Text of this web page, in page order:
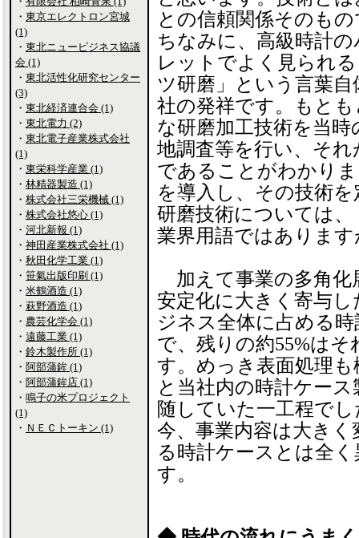
との信頼関係そのも
ちなみに、高級時計
レットでよく見られ
ツ研磨」という言葉自
社の発祥です。もと
な研磨加工技術を当
地調査等を行い、そ
であることがわかり
を導入し、その技術
研磨技術については
業界用語ではありま
加えて事業の多角化
安定化に大きく寄与
ジネス全体に占める
で、残りの約55%は
す。めっき表面処理
と当社内の時計ケー
随していた一工程で
今、事業内容は大き
る時計ケースとは全
す。
・ 東京エレクトロン宮城
(1)
・ 東北ニュービジネス協議
会 (1)
・ 東北活性化研究センター
(3)
・ 東北経済連合会 (1)
・ 東北電力 (2)
・ 東北電子産業株式会社
(1)
・ 東栄科学産業 (1)
・ 林精器製造 (1)
・ 株式会社三栄機械 (1)
・ 株式会社悠心 (1)
・ 河北新報 (1)
・ 神田産業株式会社 (1)
・ 秋田化学工業 (1)
・ 笹氣出版印刷 (1)
・ 米鶴酒造 (1)
・ 萩野酒造 (1)
・ 農芸化学会 (1)
・ 遠藤工業 (1)
・ 鈴木製作所 (1)
・ 阿部蒲鉾 (1)
・ 阿部蒲鉾店 (1)
・ 鳴子の米プロジェクト
(1)
・ ＮＥＣトーキン (1)